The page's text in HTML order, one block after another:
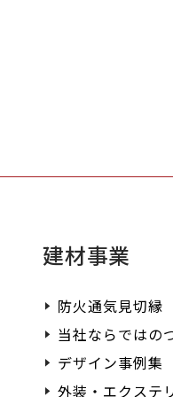
建材事業
防火通気見切縁
当社ならではの
デザイン事例集
外装・エクステ